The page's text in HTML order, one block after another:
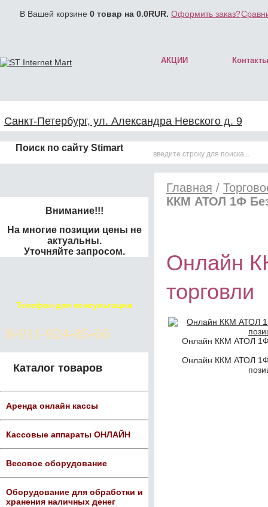
В Вашей корзине 0 товар на 0.0RUR. Оформить заказ?
АКЦИИ Контакты
Санкт-Петербург, ул. Александра Невского д. 9
Поиск по сайту Stimart
Внимание!!!
На многие позиции цены не
актуальны.
Уточняйте запросом.
Телефон для консультации
8-911-924-85-66
Каталог товаров
Аренда онлайн кассы
Кассовые аппараты ОНЛАЙН
Весовое оборудование
Оборудование для обработки и
хранения наличных денег
Главная /
ККМ АТОЛ 1Ф
Онлайн
торговли
Онлайн ККМ АТОЛ 1Ф
Онлайн ККМ АТОЛ 1Ф